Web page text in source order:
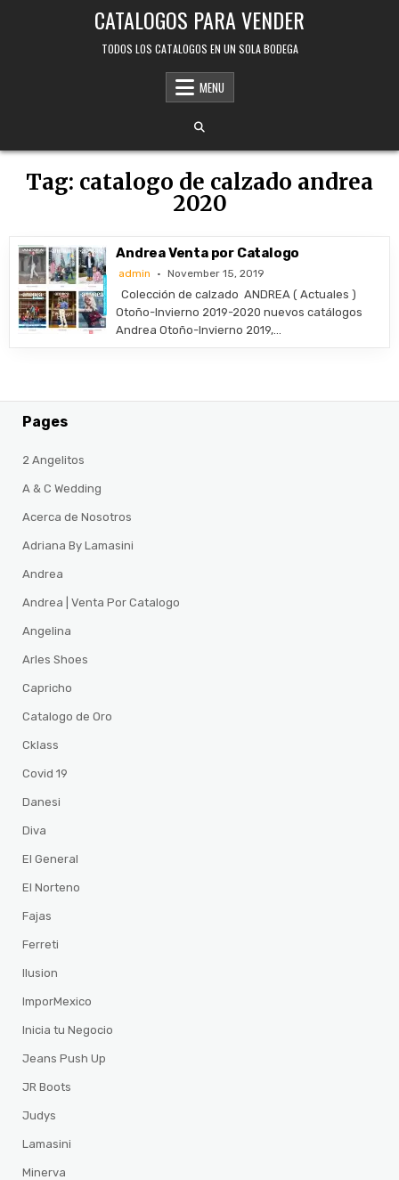
CATALOGOS PARA VENDER
TODOS LOS CATALOGOS EN UN SOLA BODEGA
MENU
Tag: catalogo de calzado andrea
2020
Andrea Venta por Catalogo
admin November 15, 2019
Colección de calzado ANDREA ( Actuales )
Otoño-Invierno 2019-2020 nuevos catálogos
Andrea Otoño-Invierno 2019,…
Pages
2 Angelitos
A & C Wedding
Acerca de Nosotros
Adriana By Lamasini
Andrea
Andrea | Venta Por Catalogo
Angelina
Arles Shoes
Capricho
Catalogo de Oro
Cklass
Covid 19
Danesi
Diva
El General
El Norteno
Fajas
Ferreti
Ilusion
ImporMexico
Inicia tu Negocio
Jeans Push Up
JR Boots
Judys
Lamasini
Minerva